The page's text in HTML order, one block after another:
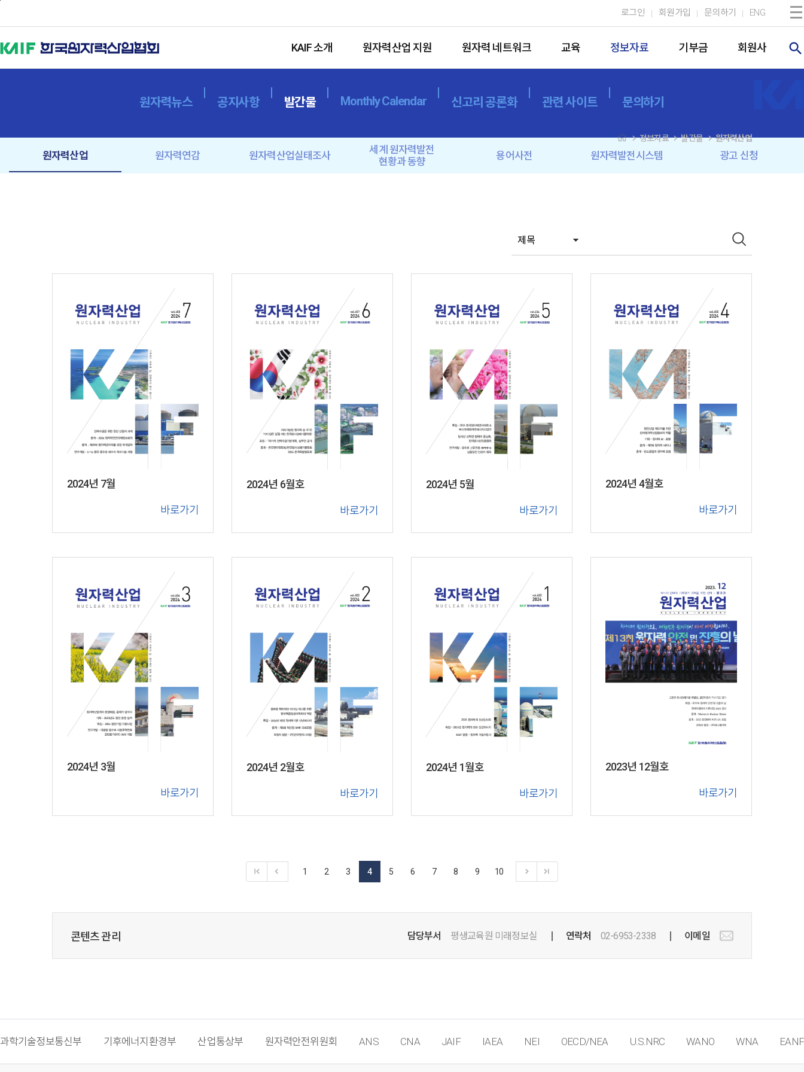
로그인 회원가입 문의하기 ENG
KAIF 소개 원자력산업 지원 원자력 네트워크 교육 정보자료 기부금 회원사 search
원자력뉴스 공지사항 발간물 Monthly Calendar 신고리 공론화 관련 사이트 문의하기
원자력산업 원자력연감 원자력산업실태조사
세계 원자력발전
현황과 동향
용어사전 원자력발전시스템 광고 신청
navigate_next정보자료navigate_next발간물navigate_next원자력산업
2024년 7월
바로가기
2024년 6월호
바로가기
2024년 5월
바로가기
2024년 4월호
바로가기
2024년 3월
바로가기
2024년 2월호
바로가기
2024년 1월호
바로가기
2023년 12월호
바로가기
1 2 3 4 5 6 7 8 9 10
콘텐츠 관리 담당부서 평생교육원 미래정보실 연락처 02-6953-2338 이메일
과학기술정보통신부 기후에너지환경부 산업통상부 원자력안전위원회 ANS CNA JAIF IAEA NEI OECD/NEA U.S.NRC WANO WNA EANF